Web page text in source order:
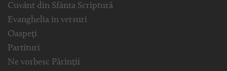
Cuvânt din Sfânta Scriptură
Evanghelia in versuri
Oaspeți
Partituri
Ne vorbesc Părinții